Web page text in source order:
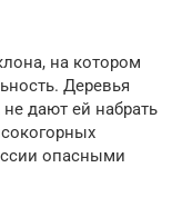
на котором
Деревья
дают ей набрать
опасными